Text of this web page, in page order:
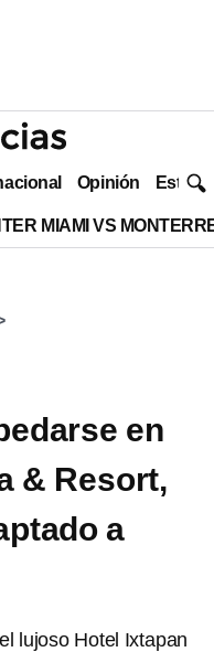
Opinión Estilo
MIAMI VS
en
& Resort,
a
lujoso Hotel Ixtapan